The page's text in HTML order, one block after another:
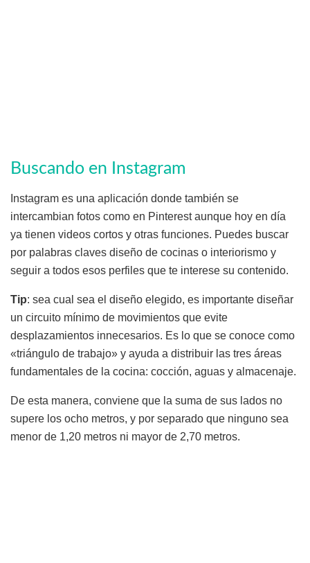
Buscando en Instagram
Instagram es una aplicación donde también se
intercambian fotos como en Pinterest aunque hoy en día
ya tienen videos cortos y otras funciones. Puedes buscar
por palabras claves diseño de cocinas o interiorismo y
seguir a todos esos perfiles que te interese su contenido.
Tip: sea cual sea el diseño elegido, es importante diseñar
un circuito mínimo de movimientos que evite
desplazamientos innecesarios. Es lo que se conoce como
«triángulo de trabajo» y ayuda a distribuir las tres áreas
fundamentales de la cocina: cocción, aguas y almacenaje.
De esta manera, conviene que la suma de sus lados no
supere los ocho metros, y por separado que ninguno sea
menor de 1,20 metros ni mayor de 2,70 metros.